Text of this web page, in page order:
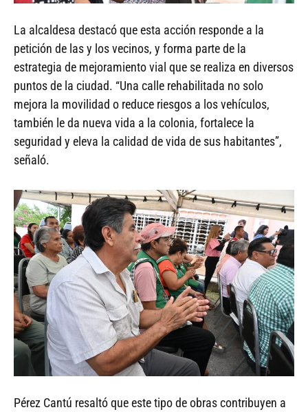
La alcaldesa destacó que esta acción responde a la
petición de las y los vecinos, y forma parte de la
estrategia de mejoramiento vial que se realiza en diversos
puntos de la ciudad. “Una calle rehabilitada no solo
mejora la movilidad o reduce riesgos a los vehículos,
también le da nueva vida a la colonia, fortalece la
seguridad y eleva la calidad de vida de sus habitantes”,
señaló.
Pérez Cantú resaltó que este tipo de obras contribuyen a